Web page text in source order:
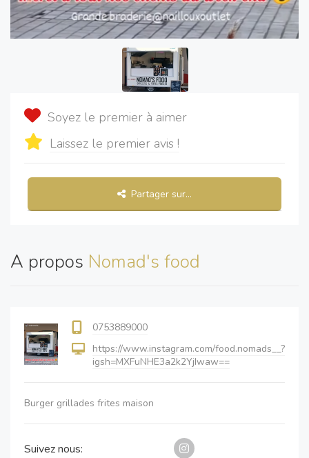
Soyez le premier à aimer
Laissez le premier avis !
Partager sur...
A propos Nomad's food
0753889000
https://www.instagram.com/food.nomads__?
igsh=MXFuNHE3a2k2YjIwaw==
Burger grillades frites maison
Suivez nous: